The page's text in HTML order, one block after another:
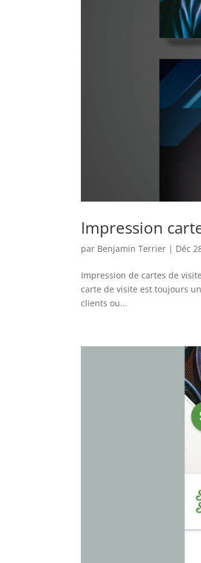
Impression
par Benjamin Terrier | Déc
Impression de cartes de
carte de visite est toujours
clients ou...